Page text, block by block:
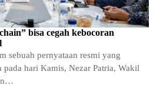
bisa cegah kebocoran
sebuah pernyataan resmi yang
hari Kamis, Nezar Patria, Wakil